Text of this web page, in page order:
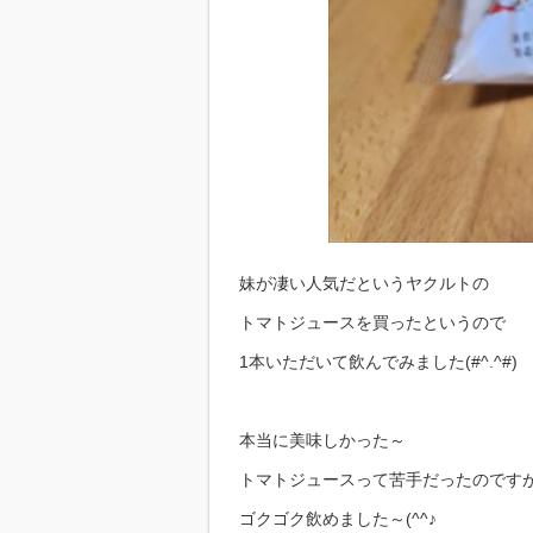
妹が凄い人気だというヤクルトの
トマトジュースを買ったというので
1本いただいて飲んでみました(#^.^#)
本当に美味しかった～
トマトジュースって苦手だったのです
ゴクゴク飲めました～(^^♪